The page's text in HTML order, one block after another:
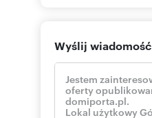
Wyślij wiadomość